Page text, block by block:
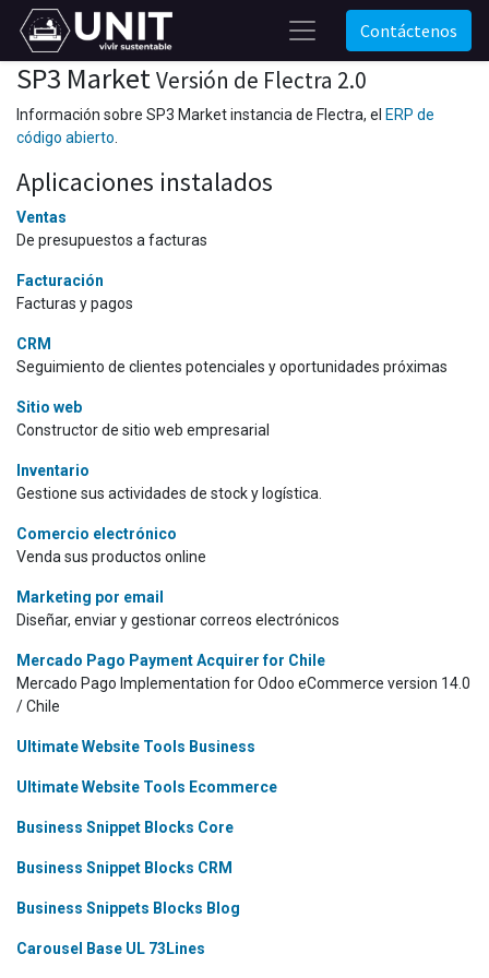
Contáctenos
SP3 MarketVersión de Flectra 2.0
Información sobre SP3 Market instancia de Flectra, el ERP de
código abierto
Aplicaciones instalados
Ventas
De presupuestos a facturas
Facturación
Facturas y pagos
CRM
Seguimiento de clientes potenciales y oportunidades próximas
Sitio web
Constructor de sitio web empresarial
Inventario
Gestione sus actividades de stock y logística.
Comercio electrónico
Venda sus productos online
Marketing por email
Diseñar, enviar y gestionar correos electrónicos
Mercado Pago Payment Acquirer for Chile
Mercado Pago Implementation for Odoo eCommerce version 14.0
/ Chile
Ultimate Website Tools Business
Ultimate Website Tools Ecommerce
Business Snippet Blocks Core
Business Snippet Blocks CRM
Business Snippets Blocks Blog
Carousel Base UL 73Lines